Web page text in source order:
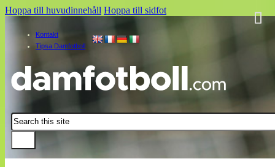
Hoppa till huvudinnehåll Hoppa till sidfot
Kontakt
Tipsa Damfotboll
Sök